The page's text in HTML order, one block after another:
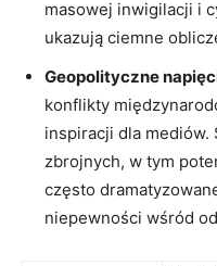
masowej inwigilacji i
ukazują ciemne
Geopolityczne
konflikty
inspiracji dla
zbrojnych, w tym
często
niepewności wśród